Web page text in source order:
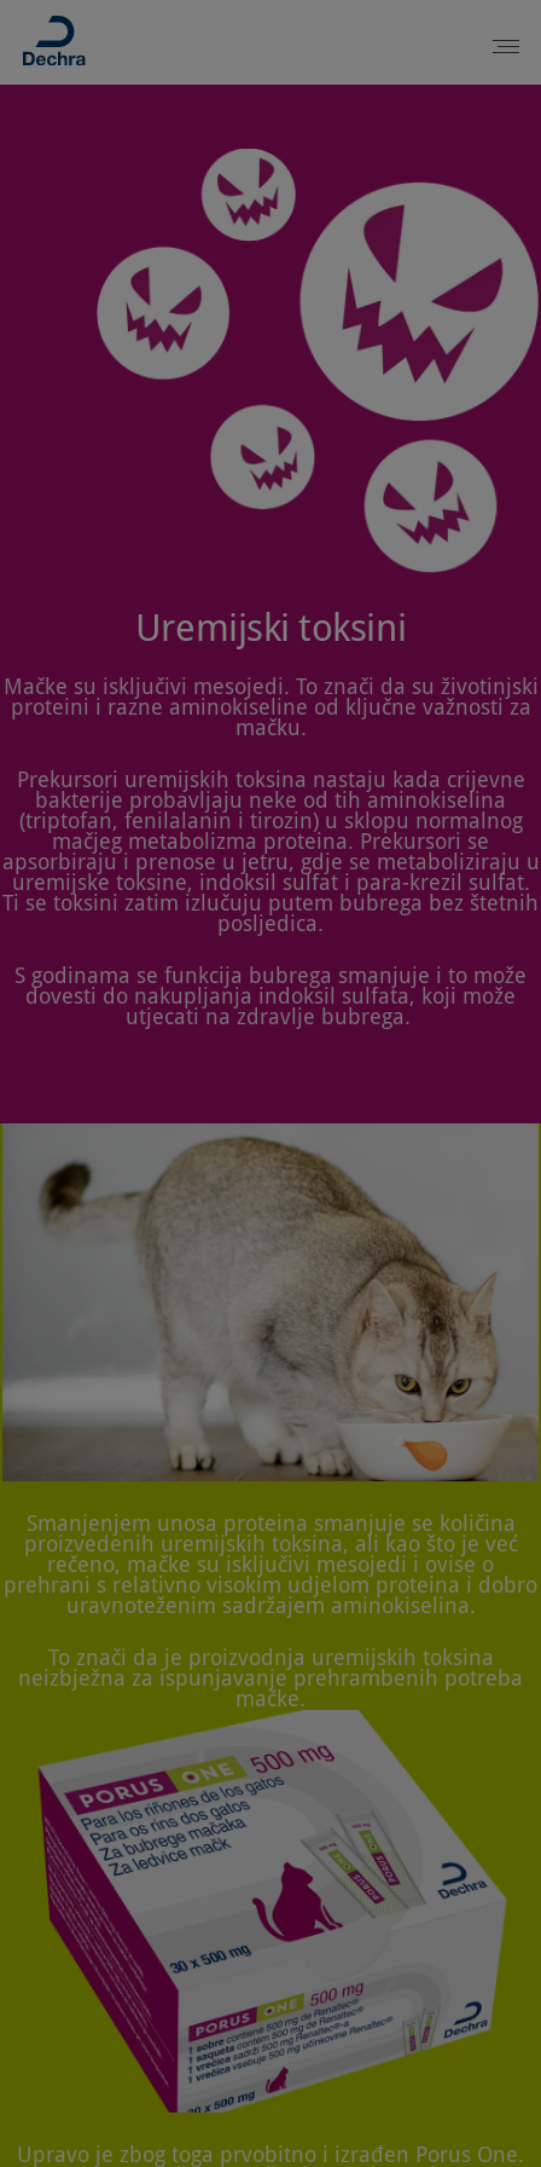
Uremijski toksini
Mačke su isključivi mesojedi. To znači da su životinjski
proteini i razne aminokiseline od ključne važnosti za
mačku.
Prekursori uremijskih toksina nastaju kada crijevne
bakterije probavljaju neke od tih aminokiselina
(triptofan, fenilalanin i tirozin) u sklopu normalnog
mačjeg metabolizma proteina. Prekursori se
apsorbiraju i prenose u jetru, gdje se metaboliziraju u
uremijske toksine, indoksil sulfat i para-krezil sulfat.
Ti se toksini zatim izlučuju putem bubrega bez štetnih
posljedica.
S godinama se funkcija bubrega smanjuje i to može
dovesti do nakupljanja indoksil sulfata, koji može
utjecati na zdravlje bubrega.
Smanjenjem unosa proteina smanjuje se količina
proizvedenih uremijskih toksina, ali kao što je već
rečeno, mačke su isključivi mesojedi i ovise o
prehrani s relativno visokim udjelom proteina i dobro
uravnoteženim sadržajem aminokiselina.
To znači da je proizvodnja uremijskih toksina
neizbježna za ispunjavanje prehrambenih potreba
mačke.
Upravo je zbog toga prvobitno i izrađen Porus One.